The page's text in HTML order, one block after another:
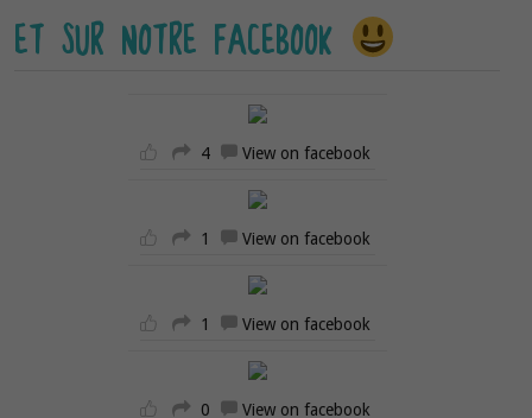
ET SUR NOTRE FACEBOOK
4 View on facebook
1 View on facebook
1 View on facebook
0 View on facebook